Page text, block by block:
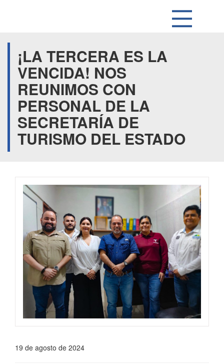
¡LA TERCERA ES LA
VENCIDA! NOS
REUNIMOS CON
PERSONAL DE LA
SECRETARÍA DE
TURISMO DEL ESTADO
19 de agosto de 2024